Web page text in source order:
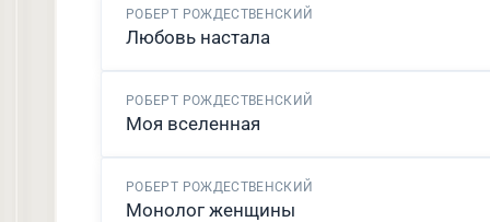
РОБЕРТ РОЖДЕСТВЕНСКИЙ
Любовь настала
РОБЕРТ РОЖДЕСТВЕНСКИЙ
Моя вселенная
РОБЕРТ РОЖДЕСТВЕНСКИЙ
Монолог женщины